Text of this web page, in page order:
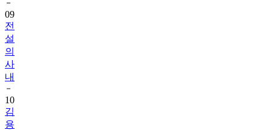
09
전
설
의
사
내
10
김
용